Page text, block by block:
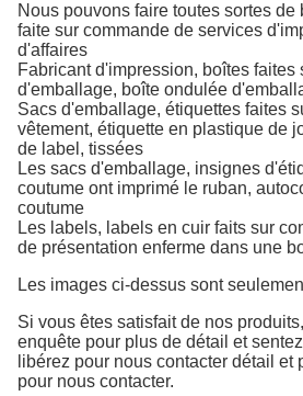
Nous pouvons faire toutes sortes de
faite sur commande de services
d'affaires
Fabricant d'impression, boîtes faites
d'emballage, boîte ondulée
Sacs d'emballage, étiquettes faites
vêtement, étiquette en plastique de
de label, tissées
Les sacs d'emballage, insignes
coutume ont imprimé le ruban,
coutume
Les labels, labels en cuir faits sur
de présentation enferme dans une
Les images ci-dessus sont
Si vous êtes satisfait de nos
enquête pour plus de détail et sentez
libérez pour nous contacter détail et
pour nous contacter.